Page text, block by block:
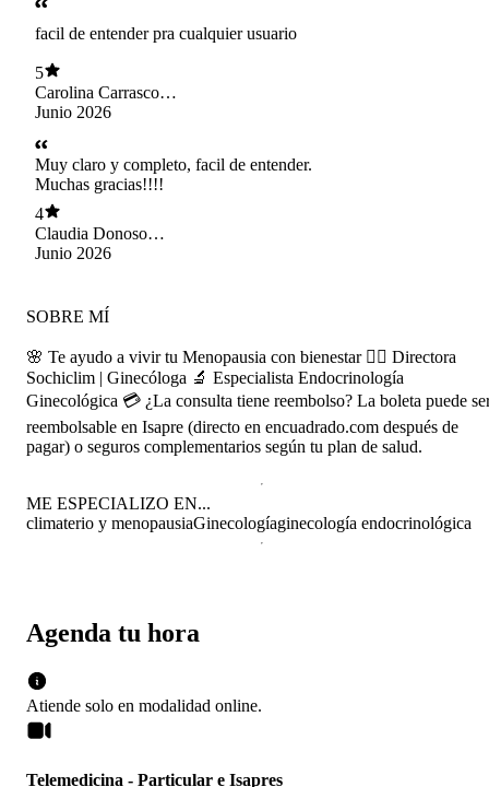
facil de entender pra cualquier usuario
5
Carolina Carrasco
Garrido
Junio 2026
Muy claro y completo, facil de entender.
Muchas gracias!!!!
4
Claudia Donoso
Albornoz
Junio 2026
Agenda tu hora
Atiende solo en modalidad online.
Telemedicina - Particular e Isapres
SOBRE MÍ
🌸 Te ayudo a vivir tu Menopausia con bienestar 👩‍⚕️ Directora
Sochiclim | Ginecóloga 🔬 Especialista Endocrinología
Ginecológica 💳 ¿La consulta tiene reembolso? La boleta puede
reembolsable en Isapre (directo en encuadrado.com después de
pagar) o seguros complementarios según tu plan de salud.
ME ESPECIALIZO EN...
climaterio y menopausiaGinecologíaginecología endocrinológica